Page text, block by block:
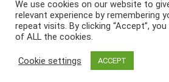
We use cookies on our website to
relevant experience by remembering
repeat visits. By clicking “Accept”,
of ALL the cookies.
Cookie settings ACCEPT